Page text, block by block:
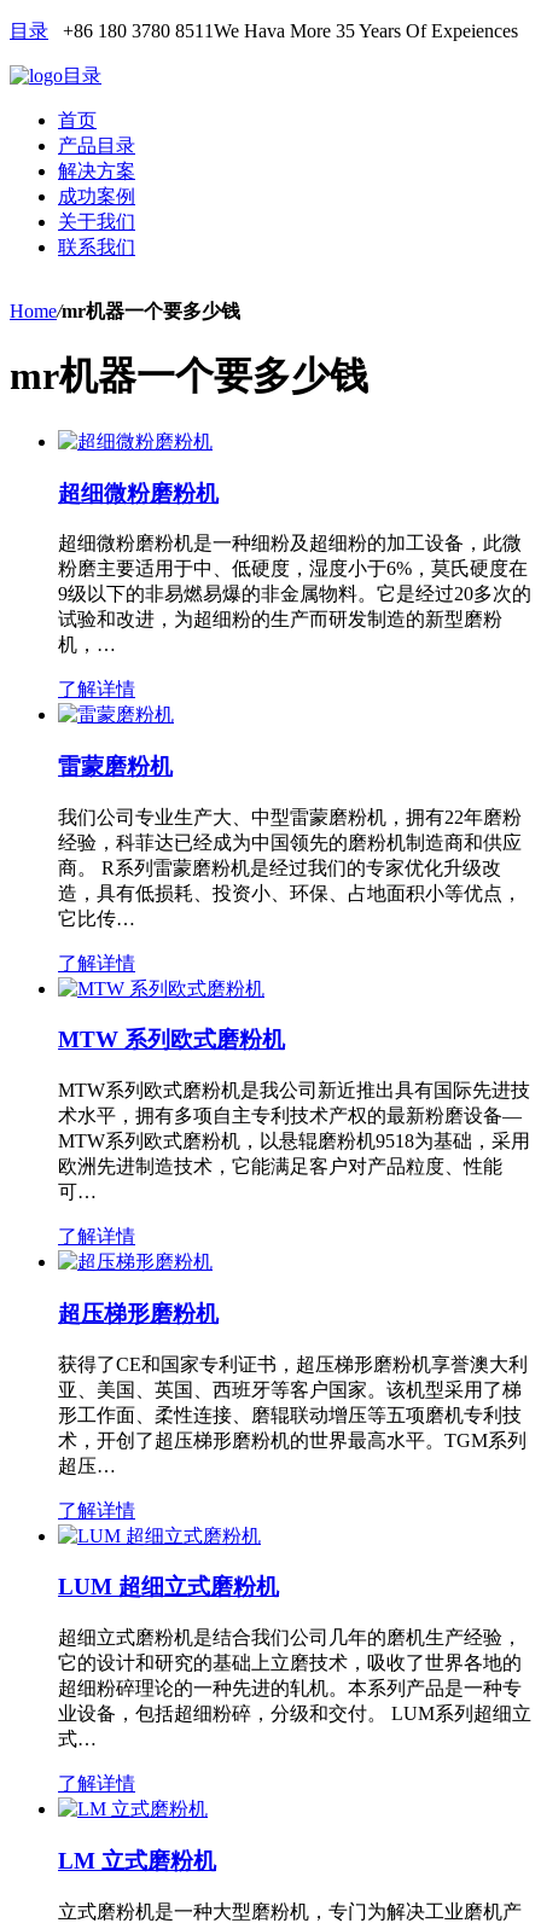
目录 +86 180 3780 8511We Hava More 35 Years Of Expeiences
目录
首页
产品目录
解决方案
成功案例
关于我们
联系我们
Home/mr机器一个要多少钱
mr机器一个要多少钱
超细微粉磨粉机
超细微粉磨粉机是一种细粉及超细粉的加工设备，此微
粉磨主要适用于中、低硬度，湿度小于6%，莫氏硬度在
9级以下的非易燃易爆的非金属物料。它是经过20多次的
试验和改进，为超细粉的生产而研发制造的新型磨粉
机，…
了解详情
雷蒙磨粉机
我们公司专业生产大、中型雷蒙磨粉机，拥有22年磨粉
经验，科菲达已经成为中国领先的磨粉机制造商和供应
商。 R系列雷蒙磨粉机是经过我们的专家优化升级改
造，具有低损耗、投资小、环保、占地面积小等优点，
它比传…
了解详情
MTW 系列欧式磨粉机
MTW系列欧式磨粉机是我公司新近推出具有国际先进技
术水平，拥有多项自主专利技术产权的最新粉磨设备—
MTW系列欧式磨粉机，以悬辊磨粉机9518为基础，采用
欧洲先进制造技术，它能满足客户对产品粒度、性能
可…
了解详情
超压梯形磨粉机
获得了CE和国家专利证书，超压梯形磨粉机享誉澳大利
亚、美国、英国、西班牙等客户国家。该机型采用了梯
形工作面、柔性连接、磨辊联动增压等五项磨机专利技
术，开创了超压梯形磨粉机的世界最高水平。TGM系列
超压…
了解详情
LUM 超细立式磨粉机
超细立式磨粉机是结合我们公司几年的磨机生产经验，
它的设计和研究的基础上立磨技术，吸收了世界各地的
超细粉碎理论的一种先进的轧机。本系列产品是一种专
业设备，包括超细粉碎，分级和交付。 LUM系列超细立
式…
了解详情
LM 立式磨粉机
立式磨粉机是一种大型磨粉机，专门为解决工业磨机产